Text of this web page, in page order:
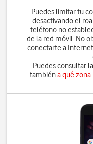
Puedes limitar tu
desactivando el
teléfono no
de la red móvil. No
conectarte a
Puedes consultar
tambiéna qué